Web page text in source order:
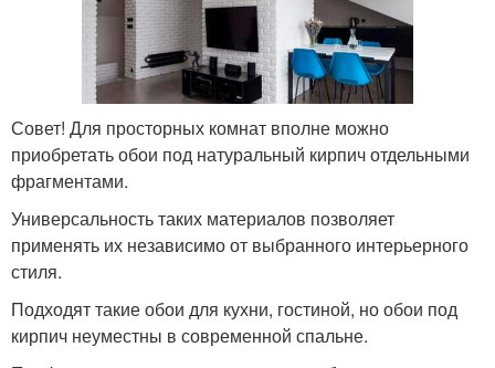
Совет! Для просторных комнат вполне можно
приобретать обои под натуральный кирпич отдельными
фрагментами.
Универсальность таких материалов позволяет
применять их независимо от выбранного интерьерного
стиля.
Подходят такие обои для кухни, гостиной, но обои под
кирпич неуместны в современной спальне.